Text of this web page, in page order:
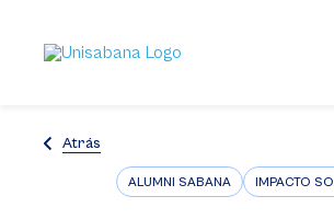
contenido
principal
Atrás
ALUMNI SABANA IMPACTO